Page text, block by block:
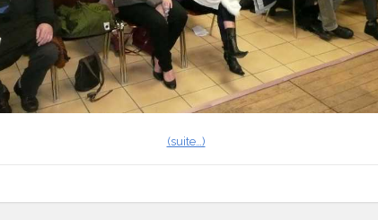
(suite…)